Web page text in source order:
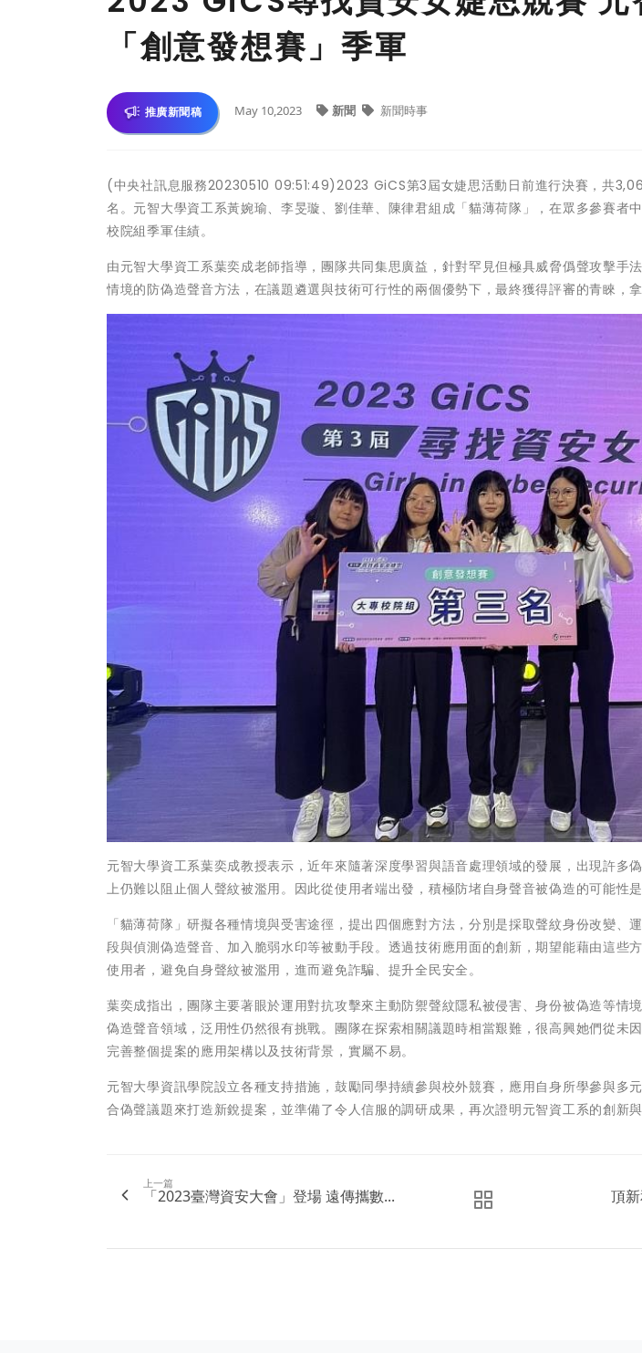
「創意發想賽」季軍
推廣新聞稿 May 10,2023 新聞 新聞時事
(中央社訊息服務20230510 09:51:49)2023 GiCS第3屆女婕思活動日前進行決賽，共
名。元智大學資工系黃婉瑜、李旻璇、劉佳華、陳律君組成「貓薄荷隊」，在眾多參賽者
校院組季軍佳績。
由元智大學資工系葉奕成老師指導，團隊共同集思廣益，針對罕見但極具威脅僞聲攻擊手
情境的防偽造聲音方法，在議題遴選與技術可行性的兩個優勢下，最終獲得評審的青睞，拿
元智大學資工系葉奕成教授表示，近年來隨著深度學習與語音處理領域的發展，出現許多
上仍難以阻止個人聲紋被濫用。因此從使用者端出發，積極防堵自身聲音被偽造的可能性是
「貓薄荷隊」研擬各種情境與受害途徑，提出四個應對方法，分別是採取聲紋身份改變、
段與偵測偽造聲音、加入脆弱水印等被動手段。透過技術應用面的創新，期望能藉由這些
使用者，避免自身聲紋被濫用，進而避免詐騙、提升全民安全。
葉奕成指出，團隊主要著眼於運用對抗攻擊來主動防禦聲紋隱私被侵害、身份被偽造等情
偽造聲音領域，泛用性仍然很有挑戰。團隊在探索相關議題時相當艱難，很高興她們從未
完善整個提案的應用架構以及技術背景，實屬不易。
元智大學資訊學院設立各種支持措施，鼓勵同學持續參與校外競賽，應用自身所學參與多
合偽聲議題來打造新銳提案，並準備了令人信服的調研成果，再次證明元智資工系的創新
上一篇
「2023臺灣資安大會」登場 遠傳攜數... 頂